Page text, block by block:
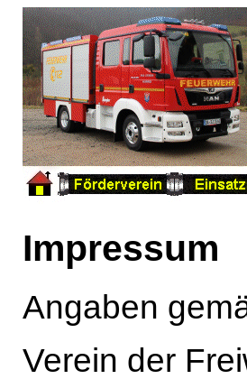
Impressum
Angaben
Verein der